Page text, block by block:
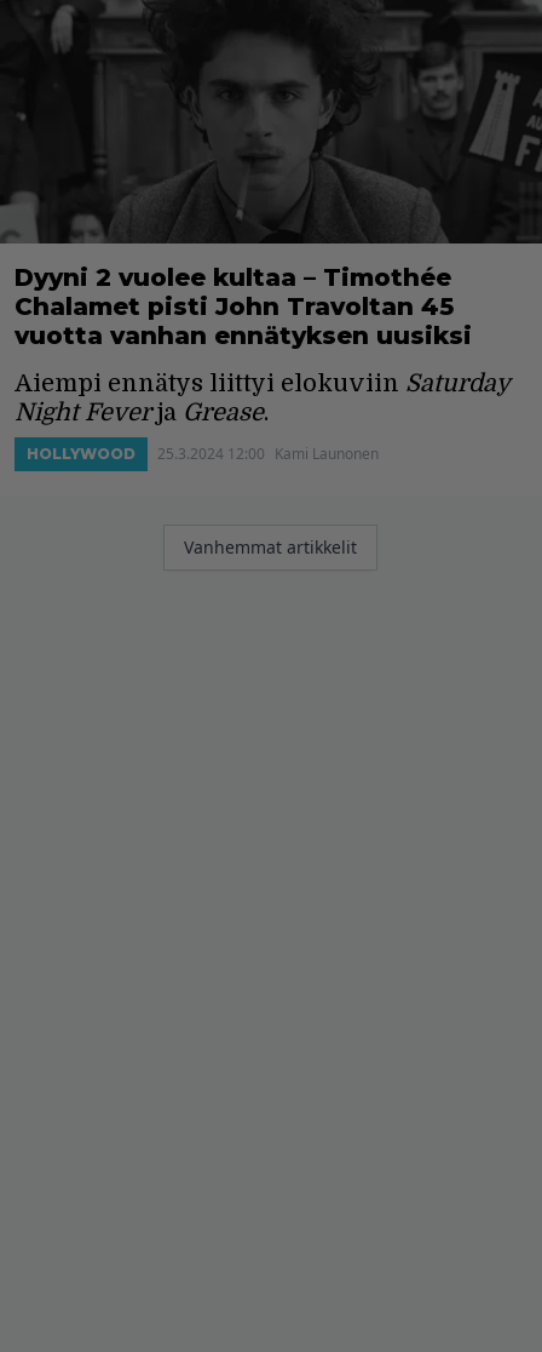
Dyyni 2 vuolee kultaa – Timothée
Chalamet pisti John Travoltan 45
vuotta vanhan ennätyksen uusiksi
Aiempi ennätys liittyi elokuviin Saturday
Night Feverja Grease.
HOLLYWOOD 25.3.2024 12:00 Kami Launonen
Artikkelien
Vanhemmat artikkelit